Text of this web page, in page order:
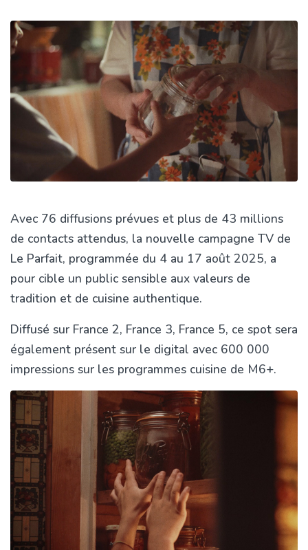
Avec 76 diffusions prévues et plus de 43 millions
de contacts attendus, la nouvelle campagne TV de
Le Parfait, programmée du 4 au 17 août 2025, a
pour cible un public sensible aux valeurs de
tradition et de cuisine authentique.
Diffusé sur France 2, France 3, France 5, ce spot sera
également présent sur le digital avec 600 000
impressions sur les programmes cuisine de M6+.